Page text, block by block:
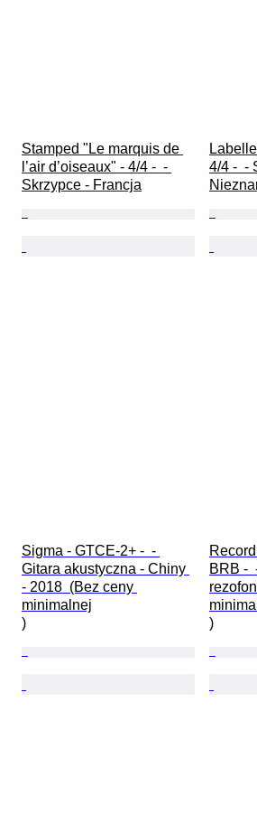
Stamped "Le marquis de
l’air d’oiseaux" - 4/4 -  -
Skrzypce - Francja
4/4 -  -
Sigma - GTCE-2+ -  -
Gitara akustyczna - Chiny
- 2018  (Bez ceny
minimalnej
)
BRB -
)